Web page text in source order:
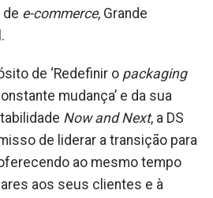
e-commerce, Grande
de ‘Redefinir o packaging
mudança’ e da sua
Now and Next, a DS
de liderar a transição para
ao mesmo tempo
aos seus clientes e à